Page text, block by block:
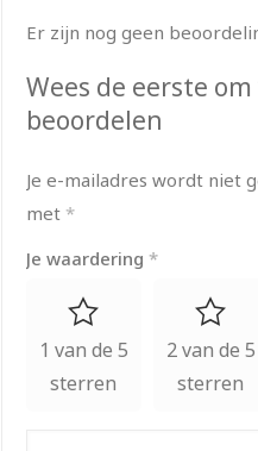
Er zijn nog geen
Wees de eerste
beoordelen
Je e-mailadres wordt niet
met *
Je waardering *
1 van de 5
sterren
2 van de 5
sterren